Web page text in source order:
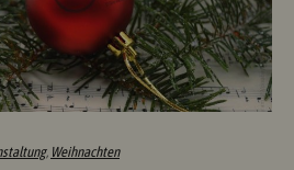
, Weihnachten